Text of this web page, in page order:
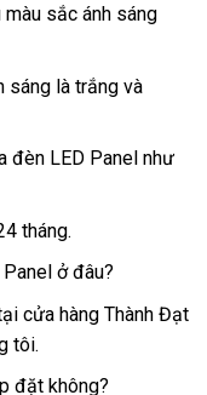
sắc ánh sáng
sáng là trắng và
đèn LED Panel như
tháng.
ở đâu?
cửa hàng Thành Đạt
tôi.
đặt không?